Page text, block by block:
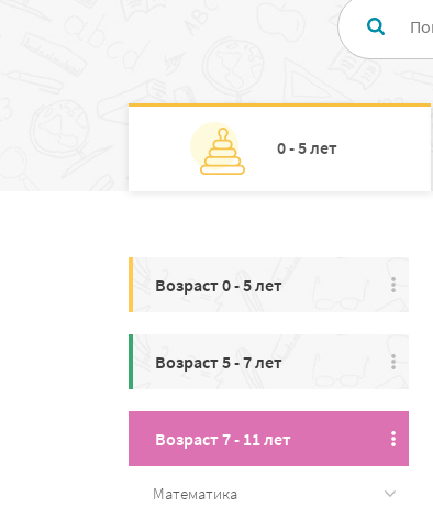
0 - 5 лет
Возраст 0 - 5 лет
Возраст 5 - 7 лет
Возраст 7 - 11 лет
Математика